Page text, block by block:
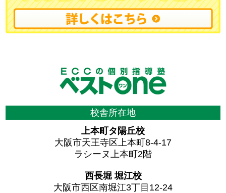
校舎所在地
上本町タ陽丘校
大阪市天王寺区上本町8-4-17
ラシーヌ上本町2階
西長堀 堀江校
大阪市西区南堀江3丁目12-24